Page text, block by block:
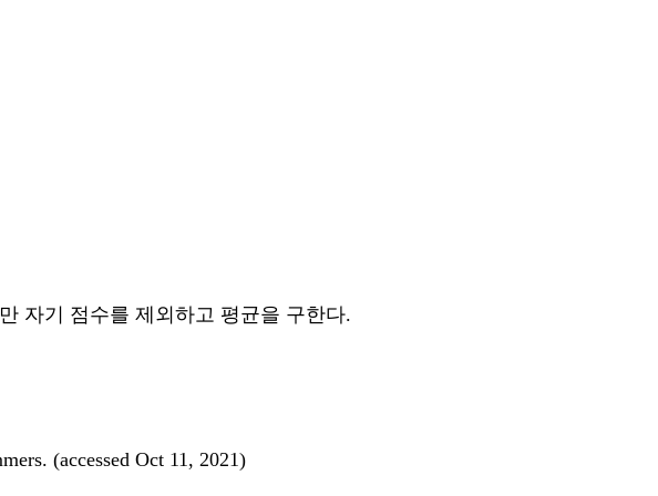
자기 점수를 제외하고 평균을 구한다.
(accessed Oct 11, 2021)